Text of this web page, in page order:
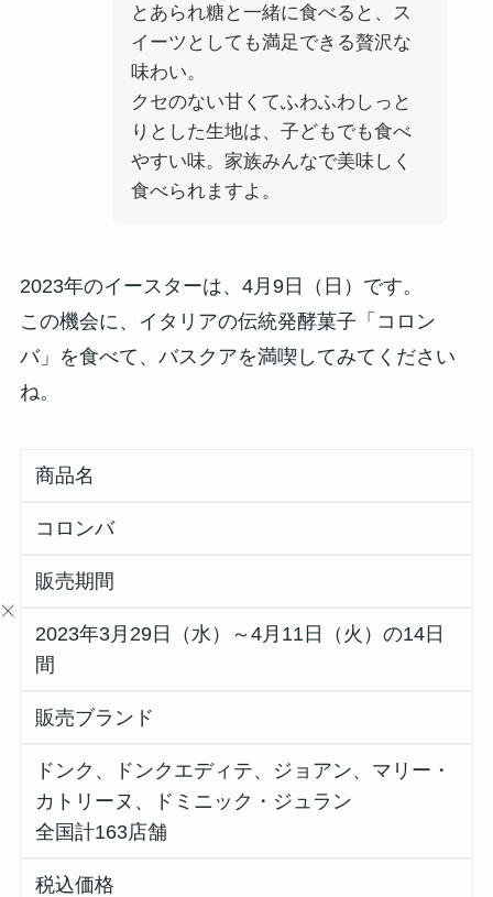
とあられ糖と一緒に食べると、ス
イーツとしても満足できる贅沢な
味わい。
クセのない甘くてふわふわしっと
りとした生地は、子どもでも食べ
やすい味。家族みんなで美味しく
食べられますよ。
2023年のイースターは、4月9日（日）です。
この機会に、イタリアの伝統発酵菓子「コロン
バ」を食べて、バスクアを満喫してみてください
ね。
商品名
コロンバ
販売期間
2023年3月29日（水）～4月11日（火）の14日
間
販売ブランド
ドンク、ドンクエディテ、ジョアン、マリー・
カトリーヌ、ドミニック・ジュラン
全国計163店舗
税込価格